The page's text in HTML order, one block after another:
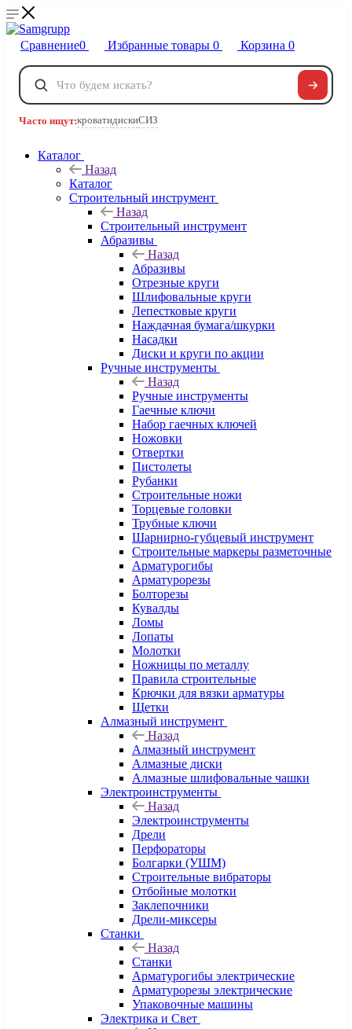
Сравнение0 Избранные товары 0 Корзина 0
Телефоны
8 800 222-40-09
Часто ищут:кроватидискиСИЗ
Каталог
Назад
Каталог
Строительный инструмент
Назад
Строительный инструмент
Абразивы
Назад
Абразивы
Отрезные круги
Шлифовальные круги
Лепестковые круги
Наждачная бумага/шкурки
Насадки
Диски и круги по акции
Ручные инструменты
Назад
Ручные инструменты
Гаечные ключи
Набор гаечных ключей
Ножовки
Отвертки
Пистолеты
Рубанки
Строительные ножи
Торцевые головки
Трубные ключи
Шарнирно-губцевый инструмент
Строительные маркеры разметочные
Арматурогибы
Арматурорезы
Болторезы
Кувалды
Ломы
Лопаты
Молотки
Ножницы по металлу
Правила строительные
Крючки для вязки арматуры
Щетки
Алмазный инструмент
Назад
Алмазный инструмент
Алмазные диски
Алмазные шлифовальные чашки
Электроинструменты
Назад
Электроинструменты
Дрели
Перфораторы
Болгарки (УШМ)
Строительные вибраторы
Отбойные молотки
Заклепочники
Дрели-миксеры
Станки
Назад
Станки
Арматурогибы электрические
Арматурорезы электрические
Упаковочные машины
Электрика и Свет